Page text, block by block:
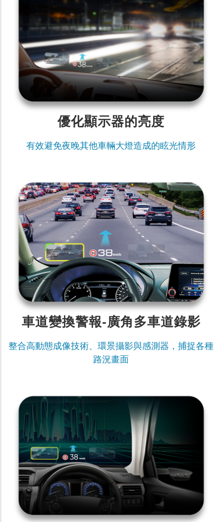
優化顯示器的亮度
有效避免夜晚其他車輛大燈造成的眩光情形
車道變換警報-廣角多車道錄影
整合高動態成像技術、環景攝影與感測器，捕捉各種
路況畫面